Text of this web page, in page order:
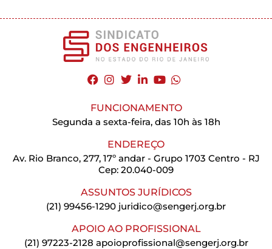
FUNCIONAMENTO
Segunda a sexta-feira, das 10h às 18h
ENDEREÇO
Av. Rio Branco, 277, 17º andar - Grupo 1703 Centro - RJ
Cep: 20.040-009
ASSUNTOS JURÍDICOS
(21) 99456-1290 juridico@sengerj.org.br
APOIO AO PROFISSIONAL
(21) 97223-2128 apoioprofissional@sengerj.org.br